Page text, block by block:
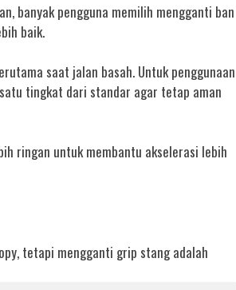
banyak pengguna memilih mengganti ban
baik.
saat jalan basah. Untuk penggunaan
tingkat dari standar agar tetap aman
ringan untuk membantu akselerasi lebih
tetapi mengganti grip stang adalah